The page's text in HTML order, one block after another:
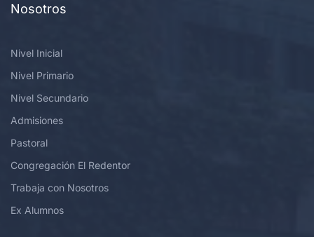
Nosotros
Nivel Inicial
Nivel Primario
Nivel Secundario
Admisiones
Pastoral
Congregación El Redentor
Trabaja con Nosotros
Ex Alumnos